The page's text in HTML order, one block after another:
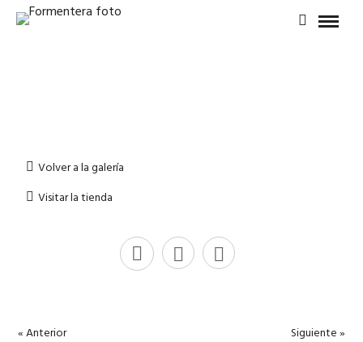
Volver a la galería
Visitar la tienda
« Anterior Siguiente »